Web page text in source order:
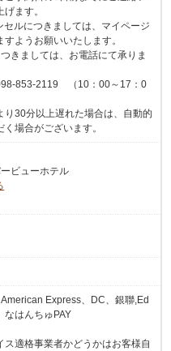
ます。
ルにつきましては、マイページ
ようお願いいたします。
きましては、お電話にて承りま
853-2119 （10：00～17：0
30分以上遅れた場合は、自動的
場合がございます。
ビューホテル
Express、DC、銀聯,Ed
なはんちゅPAY
適格事業者かどうかはお客様自